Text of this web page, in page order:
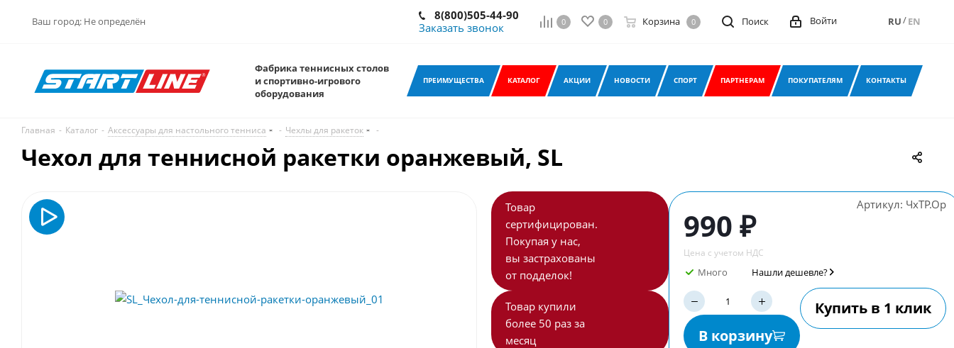
Ваш город: Не определён
8(800)505-44-90
Заказать звонок
0 0 Корзина 0 Поиск Войти RU/EN
Фабрика теннисных столов
и спортивно-игрового
оборудования
ПРЕИМУЩЕСТВА КАТАЛОГ АКЦИИ НОВОСТИ СПОРТ ПАРТНЕРАМ ПОКУПАТЕЛЯМ КОНТАКТЫ
Главная - Каталог - Аксессуары для настольного тенниса - Чехлы для ракеток -
Чехол для теннисной ракетки оранжевый, SL
Товар
сертифицирован.
Покупая у нас,
вы застрахованы
от подделок!
Товар купили
более 50 раз за
месяц
Артикул: ЧхТР.Ор
990 ₽
Цена с учетом НДС
Много Нашли дешевле?
В корзину
Купить в 1 клик